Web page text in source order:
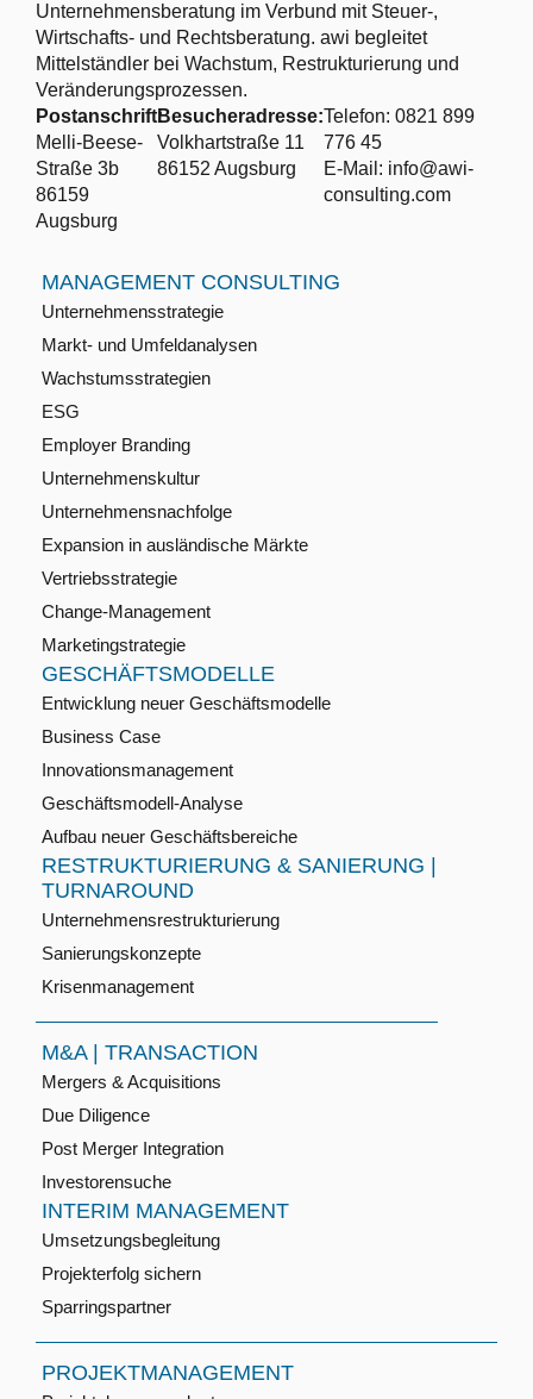
Unternehmensberatung im Verbund mit Steuer-,
Wirtschafts- und Rechtsberatung. awi begleitet
Mittelständler bei Wachstum, Restrukturierung und
Veränderungsprozessen.
Postanschrift:
Melli-Beese-
Straße 3b
86159
Augsburg
Besucheradresse:
Volkhartstraße 11
86152 Augsburg
Telefon: 0821 899
776 45
E-Mail: info@awi-
consulting.com
MANAGEMENT CONSULTING
Unternehmensstrategie
Markt- und Umfeldanalysen
Wachstumsstrategien
ESG
Employer Branding
Unternehmenskultur
Unternehmensnachfolge
Expansion in ausländische Märkte
Vertriebsstrategie
Change-Management
Marketingstrategie
GESCHÄFTSMODELLE
Entwicklung neuer Geschäftsmodelle
Business Case
Innovationsmanagement
Geschäftsmodell-Analyse
Aufbau neuer Geschäftsbereiche
RESTRUKTURIERUNG & SANIERUNG |
TURNAROUND
Unternehmensrestrukturierung
Sanierungskonzepte
Krisenmanagement
M&A | TRANSACTION
Mergers & Acquisitions
Due Diligence
Post Merger Integration
Investorensuche
INTERIM MANAGEMENT
Umsetzungsbegleitung
Projekterfolg sichern
Sparringspartner
PROJEKTMANAGEMENT